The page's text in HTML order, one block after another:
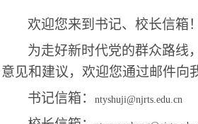
欢迎您来到书记、校长信箱！
为走好新时代党的群众路线
意见和建议，欢迎您通过邮件向
书记信箱：
ntyshuji@njrts.edu.cn